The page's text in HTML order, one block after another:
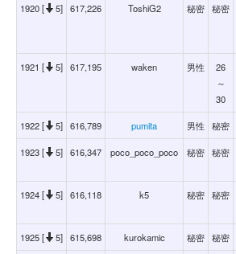
1920 [ 5] 617,226 ToshiG2 秘密 秘密
1921 [ 5] 617,195 waken 男性
26
～
30
1922 [ 5] 616,789 pumita 男性 秘密
1923 [ 5] 616,347 poco_poco_poco 秘密 秘密
1924 [ 5] 616,118 k5 秘密 秘密
1925 [ 5] 615,698 kurokamic 秘密 秘密